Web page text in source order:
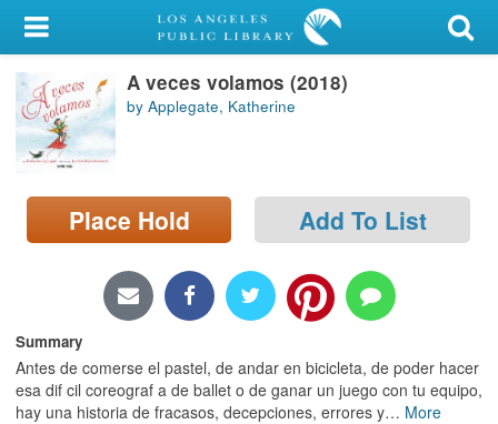
My Account
Library Card
Sign In
Search
Locations/Hours (external
A veces volamos (2018)
by Applegate, Katherine
Place Hold Add To List
Summary
Antes de comerse el pastel, de andar en bicicleta, de poder hacer
esa dif cil coreograf a de ballet o de ganar un juego con tu equipo,
hay una historia de fracasos, decepciones, errores y… More